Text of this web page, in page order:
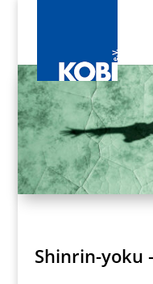
Shinrin-yoku